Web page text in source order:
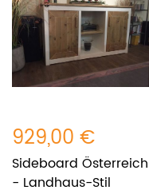
929,00 €
Sideboard Österreich
- Landhaus-Stil